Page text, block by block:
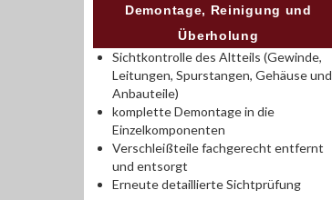
Demontage, Reinigung und
Überholung
Sichtkontrolle des Altteils (Gewinde,
Leitungen, Spurstangen, Gehäuse und
Anbauteile)
komplette Demontage in die
Einzelkomponenten
Verschleißteile fachgerecht entfernt
und entsorgt
Erneute detaillierte Sichtprüfung